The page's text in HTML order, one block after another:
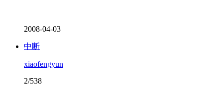
2008-04-03
中断
xiaofengyun
2/538